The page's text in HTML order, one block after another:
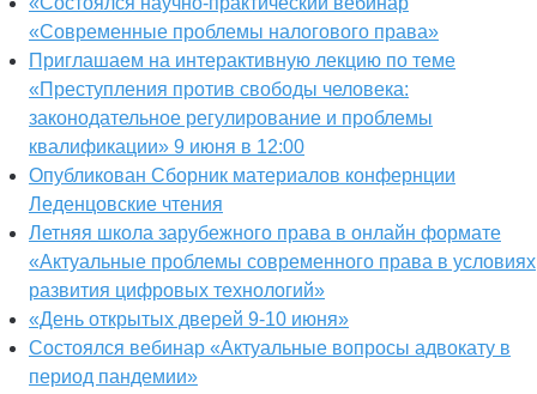
«Современные проблемы налогового права»
Приглашаем на интерактивную лекцию по теме
«Преступления против свободы человека:
законодательное регулирование и проблемы
квалификации» 9 июня в 12:00
Опубликован Сборник материалов конфернции
Леденцовские чтения
Летняя школа зарубежного права в онлайн формате
«Актуальные проблемы современного права в условиях
развития цифровых технологий»
«День открытых дверей 9-10 июня»
Состоялся вебинар «Актуальные вопросы адвокату в
период пандемии»